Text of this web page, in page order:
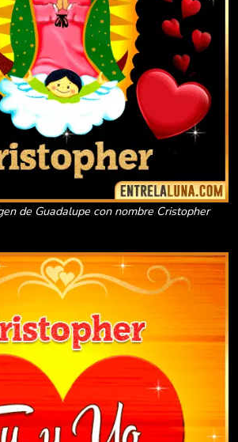
de Guadalupe con nombre Cristopher